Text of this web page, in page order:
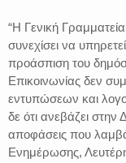
“Η Γενική
συνεχίσει να
προάσπιση του
Επικοινωνίας δεν
εντυπώσεων και
δε ότι ανεβάζει στην
αποφάσεις που
Ενημέρωσης,